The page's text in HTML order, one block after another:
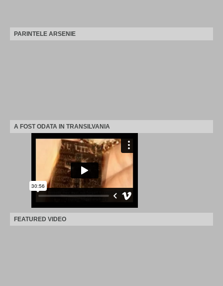
PARINTELE ARSENIE
A FOST ODATA IN TRANSILVANIA
FEATURED VIDEO